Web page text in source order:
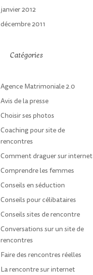
janvier 2012
décembre 2011
Catégories
Agence Matrimoniale 2.0
Avis de la presse
Choisir ses photos
Coaching pour site de
rencontres
Comment draguer sur internet
Comprendre les femmes
Conseils en séduction
Conseils pour célibataires
Conseils sites de rencontre
Conversations sur un site de
rencontres
Faire des rencontres réelles
La rencontre sur internet